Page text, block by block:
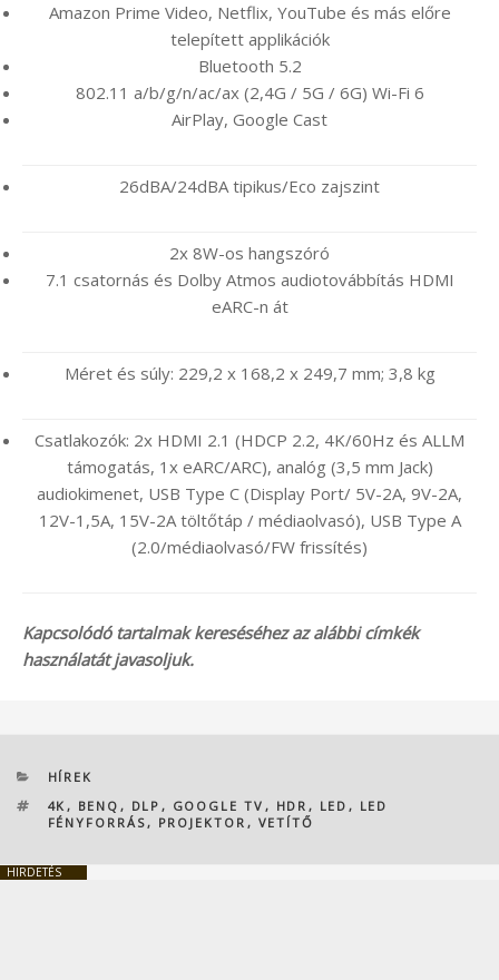
Amazon Prime Video, Netflix, YouTube és más előre
telepített applikációk
Bluetooth 5.2
802.11 a/b/g/n/ac/ax (2,4G / 5G / 6G) Wi-Fi 6
AirPlay, Google Cast
26dBA/24dBA tipikus/Eco zajszint
2x 8W-os hangszóró
7.1 csatornás és Dolby Atmos audiotovábbítás HDMI
eARC-n át
Méret és súly: 229,2 x 168,2 x 249,7 mm; 3,8 kg
Csatlakozók: 2x HDMI 2.1 (HDCP 2.2, 4K/60Hz és ALLM
támogatás, 1x eARC/ARC), analóg (3,5 mm Jack)
audiokimenet, USB Type C (Display Port/ 5V-2A, 9V-2A,
12V-1,5A, 15V-2A töltőtáp / médiaolvasó), USB Type A
(2.0/médiaolvasó/FW frissítés)
Kapcsolódó tartalmak kereséséhez az alábbi címkék
használatát javasoljuk.
KATEGÓRIÁK
HÍREK
CÍMKÉK
4K , BENQ , DLP , GOOGLE TV , HDR , LED , LED
FÉNYFORRÁS, PROJEKTOR , VETÍTŐ
HIRDETÉS